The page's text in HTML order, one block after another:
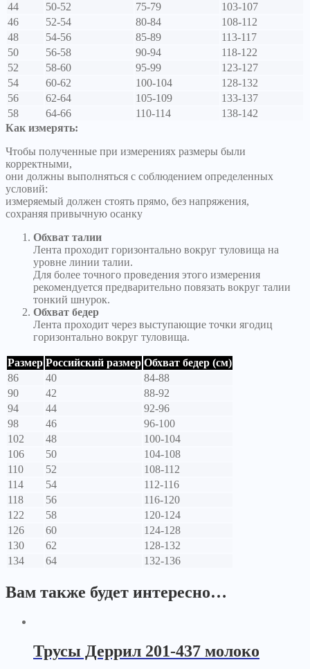
44
50-52 75-79
103-107
46
52-54 80-84
108-112
48
54-56 85-89
113-117
50
56-58 90-94
118-122
52
58-60 95-99
123-127
54
60-62 100-104
128-132
56
62-64 105-109
133-137
58
64-66 110-114
138-142
Как измерять:
Чтобы полученные при измерениях размеры были
корректными,
они должны выполняться с соблюдением определенных
условий:
измеряемый должен стоять прямо, без напряжения,
сохраняя привычную осанку
Обхват талии
Лента проходит горизонтально вокруг туловища на
уровне линии талии.
Для более точного проведения этого измерения
рекомендуется предварительно повязать вокруг талии
тонкий шнурок.
Обхват бедер
Лента проходит через выступающие точки ягодиц
горизонтально вокруг туловища.
Размер Российский размер Обхват бедер (см)
86
40
84-88
90
42
88-92
94
44
92-96
98
46
96-100
102
48
100-104
106
50
104-108
110
52
108-112
114
54
112-116
118
56
116-120
122
58
120-124
126
60
124-128
130
62
128-132
134
64 132-136
Вам также будет интересно…
Трусы Деррил 201-437 молоко